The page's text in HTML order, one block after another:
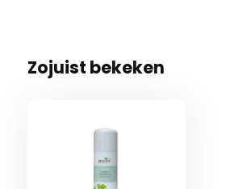
Zojuist bekeken